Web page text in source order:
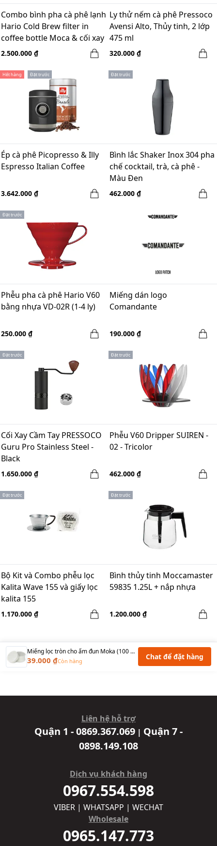
Combo bình pha cà phê lạnh
Hario Cold Brew filter in
coffee bottle Moca & cối xay
tay Gruru pro xám - Winter
2.500.000 ₫
Ly thử nếm cà phê Pressoco
Avensi Alto, Thủy tinh, 2 lớp
475 ml
320.000 ₫
Hết hàng Đặt trước
Ép cà phê Picopresso & Illy
Espresso Italian Coffee
3.642.000 ₫
Đặt trước
Bình lắc Shaker Inox 304 pha
chế cocktail, trà, cà phê -
Màu Đen
462.000 ₫
Đặt trước
Phễu pha cà phê Hario V60
bằng nhựa VD-02R (1-4 ly)
250.000 ₫
Miếng dán logo
Comandante
190.000 ₫
Đặt trước
Cối Xay Cầm Tay PRESSOCO
Guru Pro Stainless Steel -
Black
1.650.000 ₫
Đặt trước
Phễu V60 Dripper SUIREN -
02 - Tricolor
462.000 ₫
Đặt trước
Bộ Kit và Combo phễu lọc
Kalita Wave 155 và giấy lọc
kalita 155
1.170.000 ₫
Đặt trước
Bình thủy tinh Moccamaster
59835 1.25L + nắp nhựa
1.200.000 ₫
Miếng lọc tròn cho ấm đun Moka (100 miếng)
39.000 ₫Còn hàng Chat để đặt hàng
Liên hệ hỗ trợ
Quận 1 - 0869.367.069 | Quận 7 -
0898.149.108
Dịch vụ khách hàng
0967.554.598
VIBER | WHATSAPP | WECHAT
Wholesale
0965.147.773